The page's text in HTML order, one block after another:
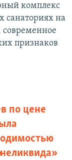
комплекс
санаториях на
современное
признаков
по цене